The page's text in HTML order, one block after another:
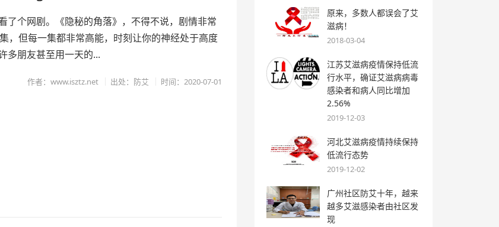
了个网剧。《隐秘的角落》，不得不说，剧情非常
，但每一集都非常高能，时刻让你的神经处于高度
朋友甚至用一天的...
作者：www.isztz.net 出处：防艾 时间：2020-07-01
原来，多数人都误会了艾
滋病！
2018-03-04
江苏艾滋病疫情保持低流
行水平，确证艾滋病病毒
感染者和病人同比增加
2.56%
2019-12-03
河北艾滋病疫情持续保持
低流行态势
2019-12-02
广州社区防艾十年，越来
越多艾滋感染者由社区发
现